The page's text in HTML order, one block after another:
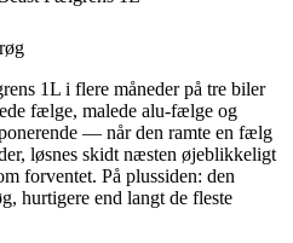
1L i flere måneder på tre biler
fælge, malede alu-fælge og
— når den ramte en fælg
løsnes skidt næsten øjeblikkeligt
forventet. På plussiden: den
hurtigere end langt de fleste